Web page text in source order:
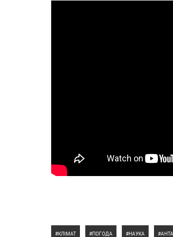
КЛІМАТ ПОГОДА НАУКА